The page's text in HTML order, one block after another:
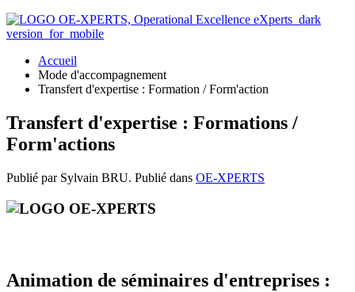
Accueil
Mode d'accompagnement
Transfert d'expertise : Formation / Form'action
Transfert d'expertise : Formations /
Form'actions
Publié par Sylvain BRU. Publié dans OE-XPERTS
Animation de séminaires d'entreprises :